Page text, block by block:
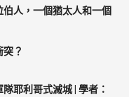
伯人，一個猶太人和一個
？
耶利哥式滅城 | 學者：